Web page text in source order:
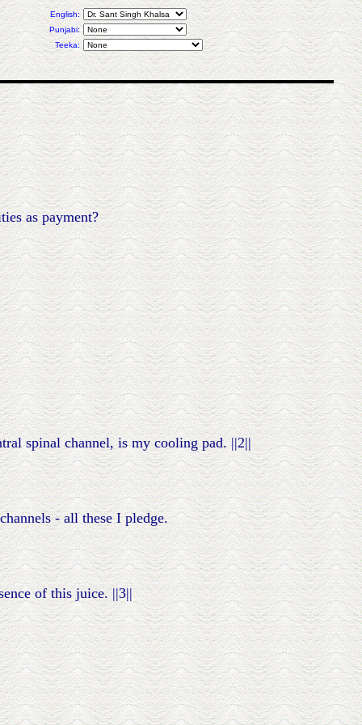
English:
Punjabi:
Teeka:
as payment?
spinal channel, is my cooling pad. ||2||
- all these I pledge.
of this juice. ||3||